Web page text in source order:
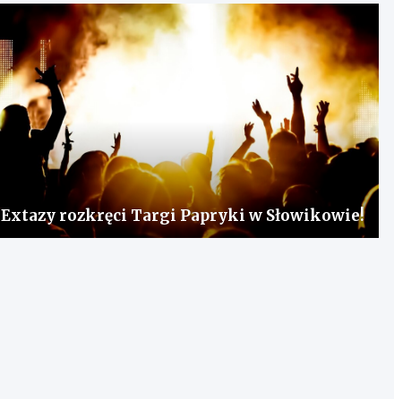
Extazy rozkręci Targi Papryki w Słowikowie!